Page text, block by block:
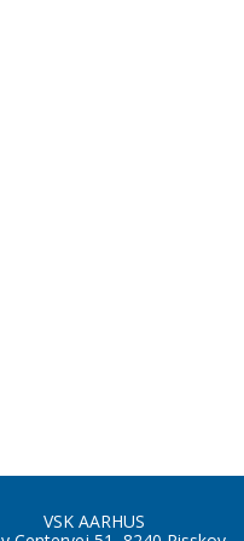
VSK AARHUS